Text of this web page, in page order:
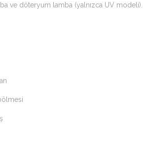
ve döteryum lamba (yalnızca UV modeli).